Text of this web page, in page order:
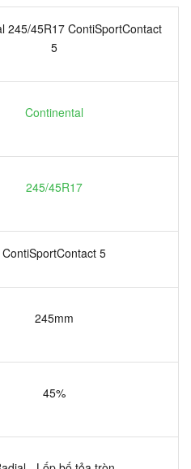
245/45R17 ContiSportContact
5
Continental
245/45R17
ContiSportContact 5
245mm
45%